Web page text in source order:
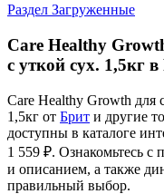
Раздел Загруженные
Care Healthy
с уткой сух. 1,5кг в
Care Healthy Growth для
1,5кг от Брит и другие
доступны в каталоге
1 559 ₽. Ознакомьтесь с
и описанием, а также
правильный выбор.